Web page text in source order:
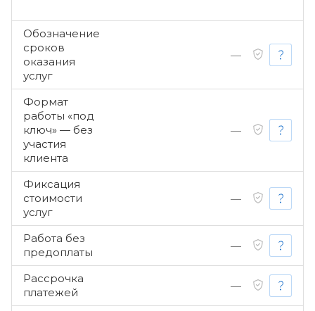
Обозначение
сроков
оказания
услуг
—
Формат
работы «под
ключ» — без
участия
клиента
—
Фиксация
стоимости
услуг
—
Работа без
предоплаты
—
Рассрочка
платежей
—